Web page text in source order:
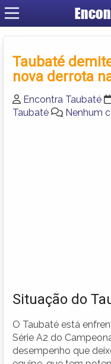
Taubaté
nova derrota
Encontra Taubaté
Taubaté
Nenhum
Situação do
O Taubaté está
Série A2 do
desempenho que